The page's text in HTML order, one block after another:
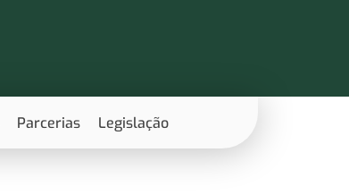
Parcerias Legislação